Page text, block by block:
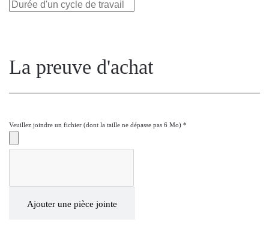
La preuve d'achat
Veuillez joindre un fichier (dont la taille ne dépasse pas 6 Mo) *
Ajouter une pièce jointe